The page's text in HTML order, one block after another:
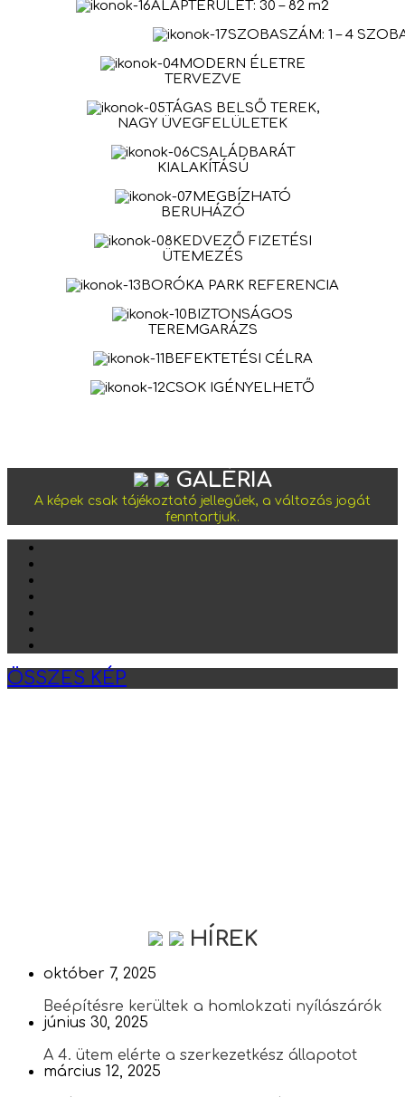
ALAPTERÜLET: 30 – 82 m2
SZOBASZÁM: 1 – 4
MODERN ÉLETRE
TERVEZVE
TÁGAS BELSŐ TEREK,
NAGY ÜVEGFELÜLETEK
CSALÁDBARÁT
KIALAKÍTÁSÚ
MEGBÍZHATÓ
BERUHÁZÓ
KEDVEZŐ FIZETÉSI
ÜTEMEZÉS
BORÓKA PARK REFERENCIA
BIZTONSÁGOS
TEREMGARÁZS
BEFEKTETÉSI CÉLRA
CSOK IGÉNYELHETŐ
GALÉRIA
A képek csak tájékoztató jellegűek, a változás jogát
fenntartjuk.
ÖSSZES KÉP
HÍREK
október 7, 2025
Beépítésre kerültek a homlokzati nyílászárók
június 30, 2025
A 4. ütem elérte a szerkezetkész állapotot
március 12, 2025